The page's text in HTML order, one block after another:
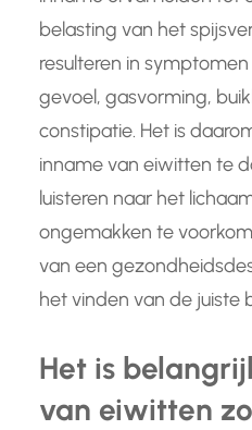
belasting van het
resulteren in
gevoel, gasvorming,
constipatie. Het is
inname van eiwitten te
luisteren naar het
ongemakken te
van een
het vinden van de juiste
Het is
van eiwitten